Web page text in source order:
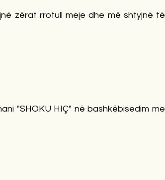
zërat rrotull meje dhe më shtyjnë të
"SHOKU HIÇ" në bashkëbisedim me